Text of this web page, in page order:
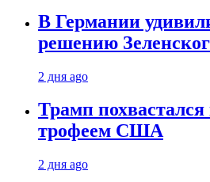
В Германии
решению
2 дня ago
Трамп
трофеем США
2 дня ago